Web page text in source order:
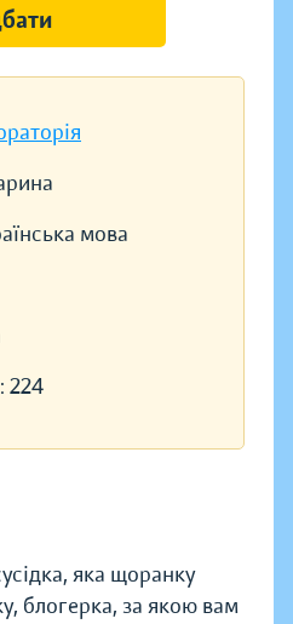
мова
224
яка щоранку
блогерка, за якою вам